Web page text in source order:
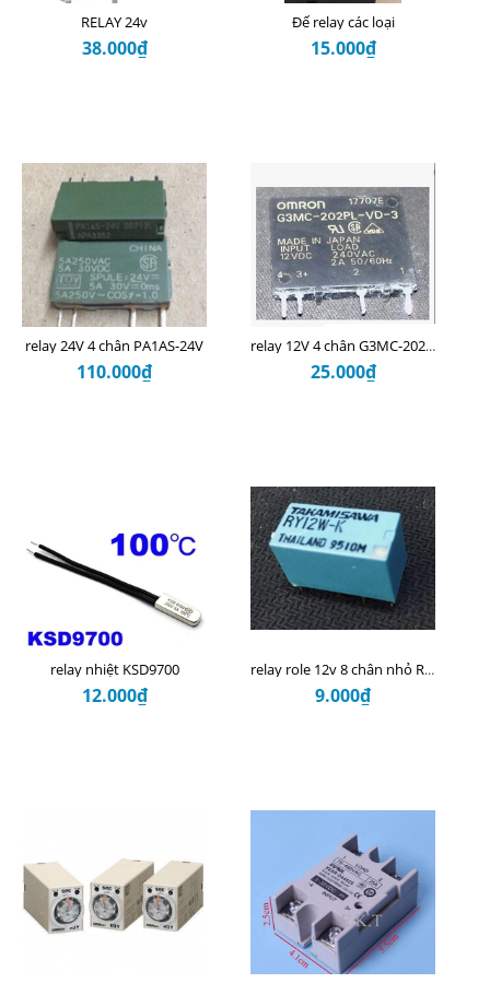
RELAY 24v
38.000₫
Đế relay các loại
15.000₫
relay 24V 4 chân PA1AS-24V
110.000₫
relay 12V 4 chân G3MC-202PL-VD-3 12V
25.000₫
relay nhiệt KSD9700
12.000₫
relay role 12v 8 chân nhỏ RY12W-K
9.000₫